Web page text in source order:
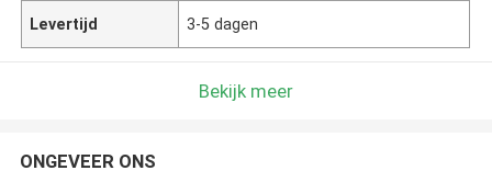
Levertijd 3-5 dagen
Bekijk meer
ONGEVEER ONS